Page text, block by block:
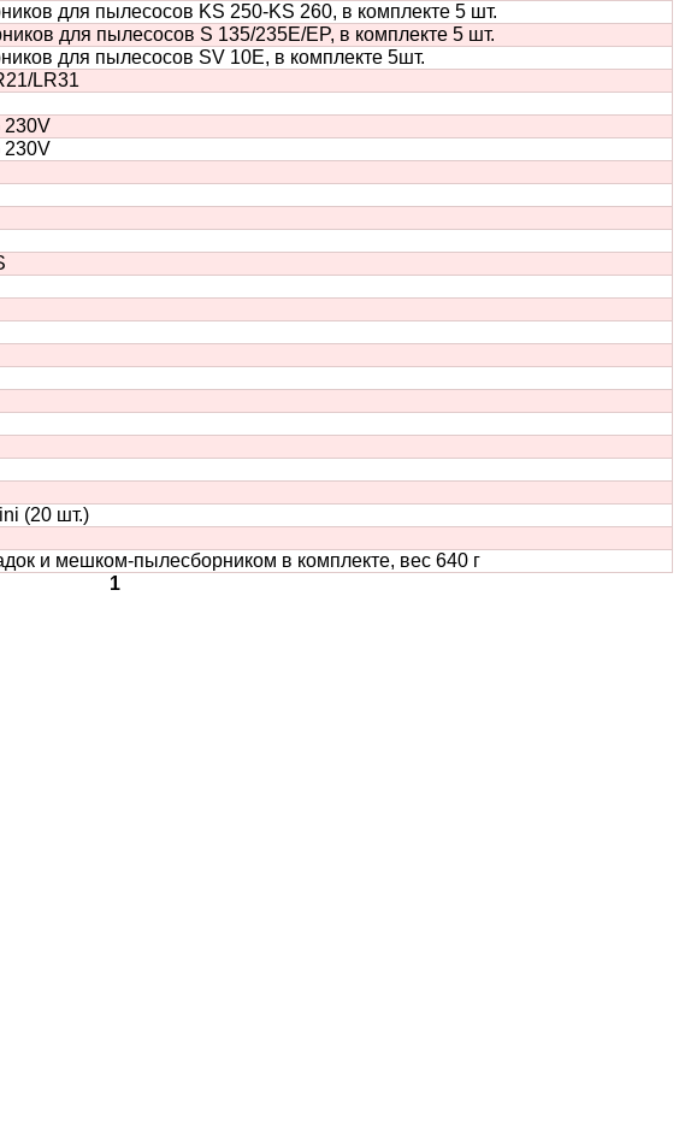
для пылесосов KS 250-KS 260, в комплекте 5 шт.
для пылесосов S 135/235E/EP, в комплекте 5 шт.
для пылесосов SV 10Е, в комплекте 5шт.
LR31
230V
230V
(20 шт.)
и мешком-пылесборником в комплекте, вес 640 г
1